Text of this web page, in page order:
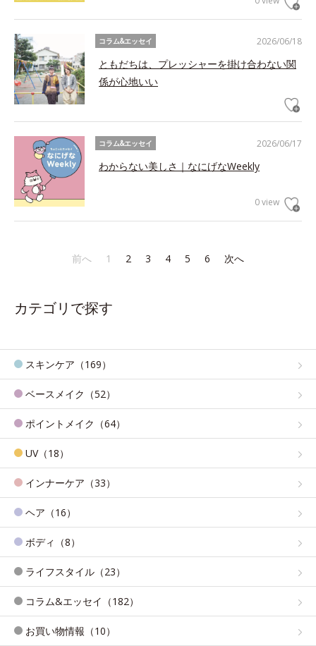
2026/06/18
コラム&エッセイ
ともだちは、プレッシャーを掛け合わない関
係が心地いい
2026/06/17
コラム&エッセイ
わからない美しさ｜なにげなWeekly
0 view
前へ 1 2 3 4 5 6 次へ
カテゴリで探す
スキンケア（169）
ベースメイク（52）
ポイントメイク（64）
UV（18）
インナーケア（33）
ヘア（16）
ボディ（8）
ライフスタイル（23）
コラム&エッセイ（182）
お買い物情報（10）